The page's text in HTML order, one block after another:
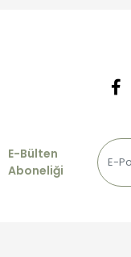
E-Bülten
Aboneliği